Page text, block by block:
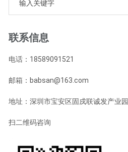
联系信息
电话：18589091521
邮箱：babsan@163.com
地址：深圳市宝安区固戍联诚发产业园
扫二维码咨询